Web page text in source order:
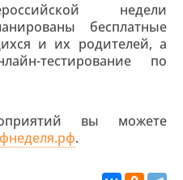
недели
бесплатные
и их родителей, а
тестирование по
вы можете
.